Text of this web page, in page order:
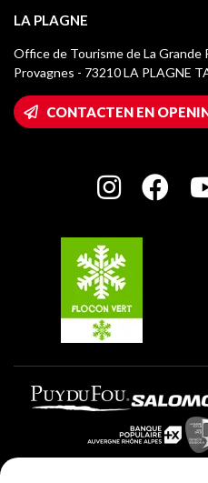
Verblijfstaks
Mediatheek
La Plagne logo's
Wifi toegang
Huis van de eigenaar
Charter van toegewijde spelers
Montchavin - Les Coches
Champagny-en-Vanoise
Plagne 1800
Plagne Villages
Plagne Aime 2000
LA PLAGNE
Office de Tourisme de La Grande
Provagnes - 73210 LA PLAGNE
CONTACTEN EN